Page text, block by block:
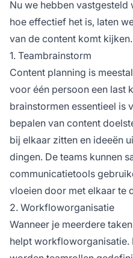
Nu we hebben
hoe effectief het is, laten
van de content komt kijken.
1. Teambrainstorm
Content planning is
voor één persoon een last
brainstormen essentieel is
bepalen van content
bij elkaar zitten en ideeën
dingen. De teams kunnen
communicatietools
vloeien door met elkaar te
2. Workfloworganisatie
Wanneer je meerdere
helpt